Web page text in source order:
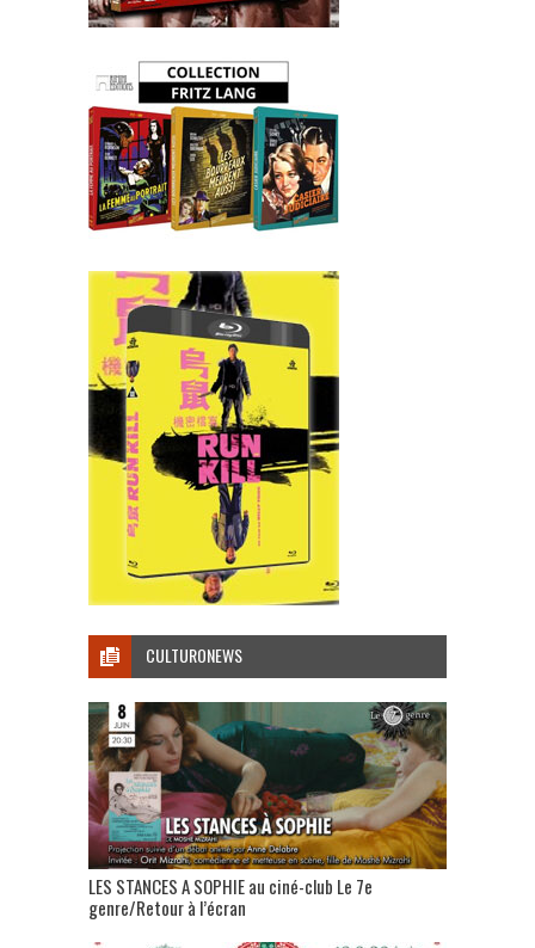
CULTURONEWS
LES STANCES A SOPHIE au ciné-club Le 7e
genre/Retour à l’écran